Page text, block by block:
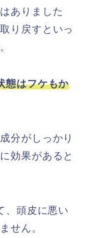
ありました
り戻すといっ
態はフケもか
分がしっかり
効果があると
、頭皮に悪い
せん。